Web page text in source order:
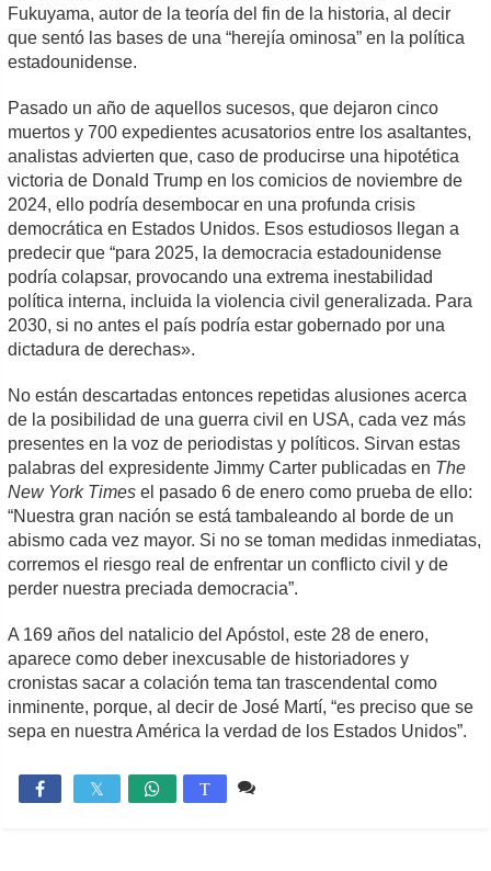
Fukuyama, autor de la teoría del fin de la historia, al decir
que sentó las bases de una “herejía ominosa” en la política
estadounidense.
Pasado un año de aquellos sucesos, que dejaron cinco
muertos y 700 expedientes acusatorios entre los asaltantes,
analistas advierten que, caso de producirse una hipotética
victoria de Donald Trump en los comicios de noviembre de
2024, ello podría desembocar en una profunda crisis
democrática en Estados Unidos. Esos estudiosos llegan a
predecir que “para 2025, la democracia estadounidense
podría colapsar, provocando una extrema inestabilidad
política interna, incluida la violencia civil generalizada. Para
2030, si no antes el país podría estar gobernado por una
dictadura de derechas».
No están descartadas entonces repetidas alusiones acerca
de la posibilidad de una guerra civil en USA, cada vez más
presentes en la voz de periodistas y políticos. Sirvan estas
palabras del expresidente Jimmy Carter publicadas en The
New York Times el pasado 6 de enero como prueba de ello:
“Nuestra gran nación se está tambaleando al borde de un
abismo cada vez mayor. Si no se toman medidas inmediatas,
corremos el riesgo real de enfrentar un conflicto civil y de
perder nuestra preciada democracia”.
A 169 años del natalicio del Apóstol, este 28 de enero,
aparece como deber inexcusable de historiadores y
cronistas sacar a colación tema tan trascendental como
inminente, porque, al decir de José Martí, “es preciso que se
sepa en nuestra América la verdad de los Estados Unidos”.
 T